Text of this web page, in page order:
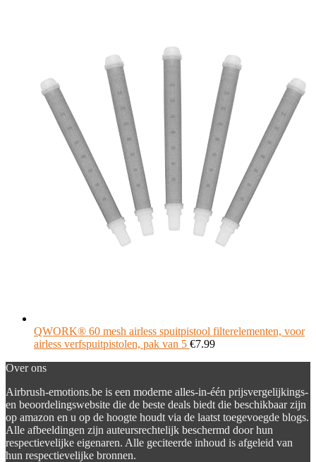
QWORK® 60 mesh airless spuitpistool filterelementen, voor
airless verfspuitpistolen, pak van 5 €7.99
Over ons
Airbrush-emotions.be is een moderne alles-in-één prijsvergelijkings-
en beoordelingswebsite die de beste deals biedt die beschikbaar zijn
op amazon en u op de hoogte houdt via de laatst toegevoegde blogs.
Alle afbeeldingen zijn auteursrechtelijk beschermd door hun
respectievelijke eigenaren. Alle geciteerde inhoud is afgeleid van
hun respectievelijke bronnen.